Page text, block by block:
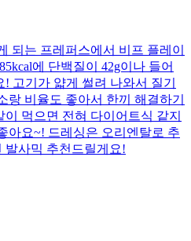
되는 프레퍼스에서 비프 플레이
에 단백질이 42g이나 들어
고기가 얇게 썰려 나와서 질기
랑 비율도 좋아서 한끼 해결하기
먹으면 전혀 다이어트식 같지
아요~! 드레싱은 오리엔탈로 추
발사믹 추천드릴게요!